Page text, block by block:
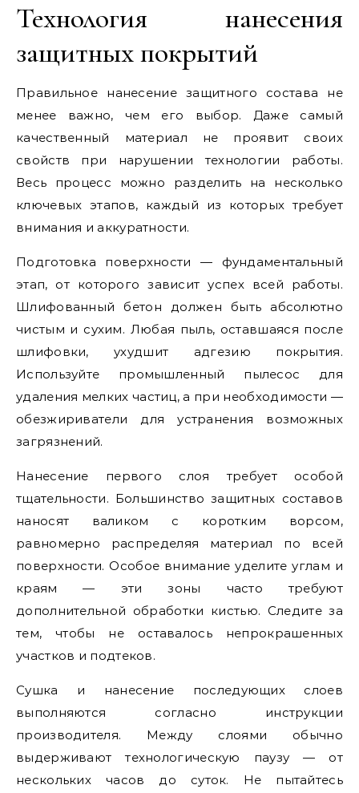
Технология нанесения
защитных покрытий
Правильное нанесение защитного состава не
менее важно, чем его выбор. Даже самый
качественный материал не проявит своих
свойств при нарушении технологии работы.
Весь процесс можно разделить на несколько
ключевых этапов, каждый из которых требует
внимания и аккуратности.
Подготовка поверхности — фундаментальный
этап, от которого зависит успех всей работы.
Шлифованный бетон должен быть абсолютно
чистым и сухим. Любая пыль, оставшаяся после
шлифовки, ухудшит адгезию покрытия.
Используйте промышленный пылесос для
удаления мелких частиц, а при необходимости —
обезжириватели для устранения возможных
загрязнений.
Нанесение первого слоя требует особой
тщательности. Большинство защитных составов
наносят валиком с коротким ворсом,
равномерно распределяя материал по всей
поверхности. Особое внимание уделите углам и
краям — эти зоны часто требуют
дополнительной обработки кистью. Следите за
тем, чтобы не оставалось непрокрашенных
участков и подтеков.
Сушка и нанесение последующих слоев
выполняются согласно инструкции
производителя. Между слоями обычно
выдерживают технологическую паузу — от
нескольких часов до суток. Не пытайтесь